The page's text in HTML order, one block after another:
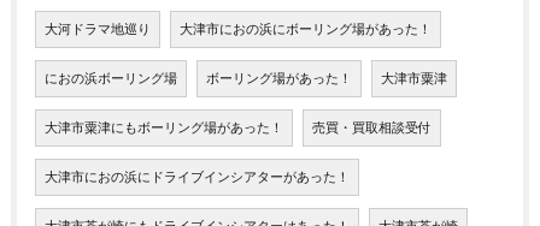
大河ドラマ地巡り 大津市におの浜にボーリング場があった！
におの浜ボーリング場 ボーリング場があった！ 大津市粟津
大津市粟津にもボーリング場があった！ 売買・買取相談受付
大津市におの浜にドライブインシアターがあった！